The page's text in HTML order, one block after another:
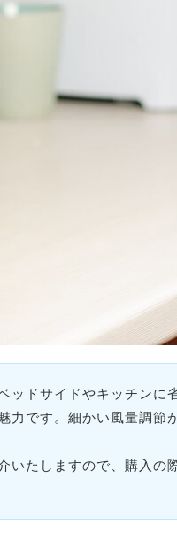
ッドサイドやキッチンに
力です。細かい風量調節
いたしますので、購入の